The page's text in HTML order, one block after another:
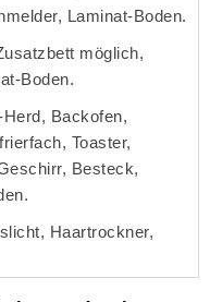
Laminat-Boden.
möglich,
Boden.
Backofen,
Toaster,
Besteck,
Haartrockner,